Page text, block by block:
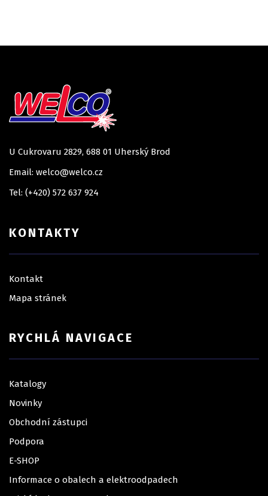
U Cukrovaru 2829, 688 01 Uherský Brod
Email: welco@welco.cz
Tel: (+420) 572 637 924
KONTAKTY
Kontakt
Mapa stránek
RYCHLÁ NAVIGACE
Katalogy
Novinky
Obchodní zástupci
Podpora
E-SHOP
Informace o obalech a elektroodpadech